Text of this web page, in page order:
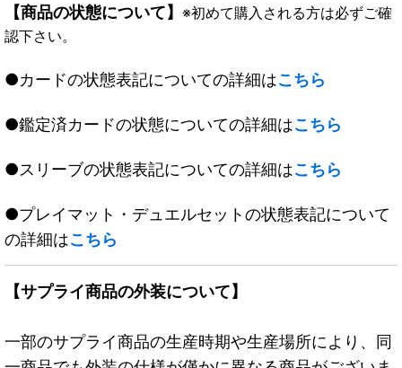
【商品の状態について】 ※初めて購入される方は必ずご確
認下さい。
●カードの状態表記についての詳細はこちら
●鑑定済カードの状態についての詳細はこちら
●スリーブの状態表記についての詳細はこちら
●プレイマット・デュエルセットの状態表記について
の詳細はこちら
【サプライ商品の外装について】
一部のサプライ商品の生産時期や生産場所により、同